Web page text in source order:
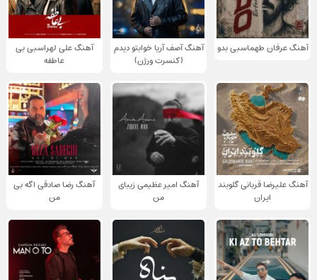
آهنگ عرفان طهماسبی بدو
آهنگ آصف آریا خوابتو دیدم
(کنسرت ورژن)
آهنگ علی لهراسبی بی
عاطفه
آهنگ علیرضا قربانی گلوبند
ایران
آهنگ امیر عظیمی زیبای
من
آهنگ رضا صادقی اگه بی
من